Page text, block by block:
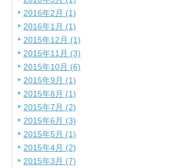
2016年2月 (1)
2016年1月 (1)
2015年12月 (1)
2015年11月 (3)
2015年10月 (6)
2015年9月 (1)
2015年8月 (1)
2015年7月 (2)
2015年6月 (3)
2015年5月 (1)
2015年4月 (2)
2015年3月 (7)